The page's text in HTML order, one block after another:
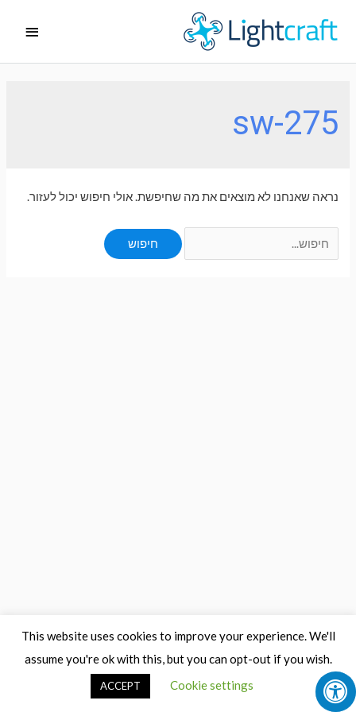
לתוכן
ראשי
sw-275
נראה שאנחנו לא מוצאים את מה שחיפשת. אולי חיפוש יכול לעזור.
for:
This website uses cookies to improve your experience. We'll
assume you're ok with this, but you can opt-out if you wish.
Cookie settings
ACCEPT